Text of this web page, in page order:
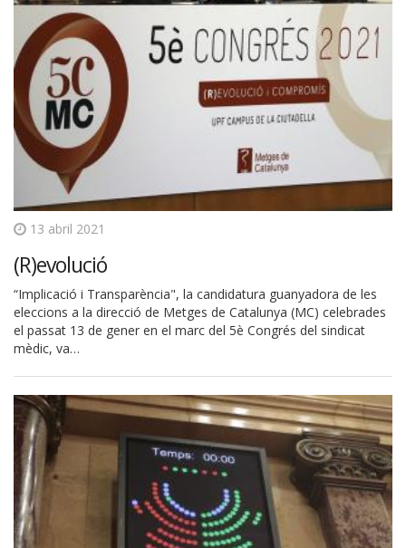
13 abril 2021
(R)evolució
“Implicació i Transparència", la candidatura guanyadora de les
eleccions a la direcció de Metges de Catalunya (MC) celebrades
el passat 13 de gener en el marc del 5è Congrés del sindicat
mèdic, va…